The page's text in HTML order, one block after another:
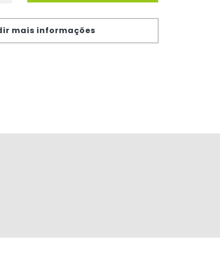
mais informações